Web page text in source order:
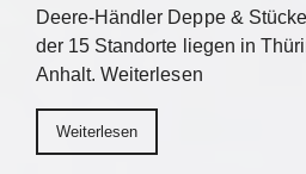
Deere-Händler Deppe &
der 15 Standorte liegen in
Anhalt. Weiterlesen
Weiterlesen